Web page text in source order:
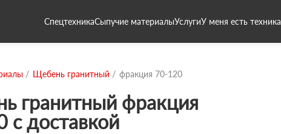
СпецтехникаСыпучие материалыУслугиУ меня есть техника
Щебень гранитный фракция 70-120
гранитный фракция
с доставкой